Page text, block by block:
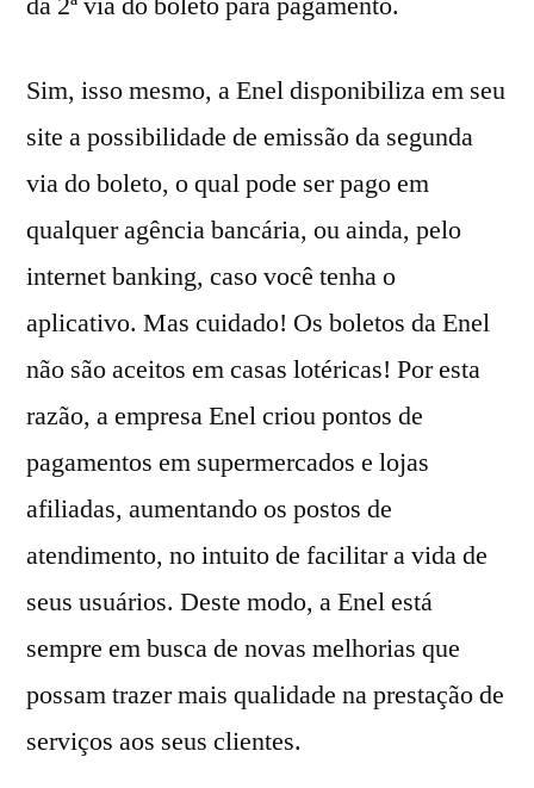
Sim, isso mesmo, a Enel disponibiliza em seu
site a possibilidade de emissão da segunda
via do boleto, o qual pode ser pago em
qualquer agência bancária, ou ainda, pelo
internet banking, caso você tenha o
aplicativo. Mas cuidado! Os boletos da Enel
não são aceitos em casas lotéricas! Por esta
razão, a empresa Enel criou pontos de
pagamentos em supermercados e lojas
afiliadas, aumentando os postos de
atendimento, no intuito de facilitar a vida de
seus usuários. Deste modo, a Enel está
sempre em busca de novas melhorias que
possam trazer mais qualidade na prestação de
serviços aos seus clientes.